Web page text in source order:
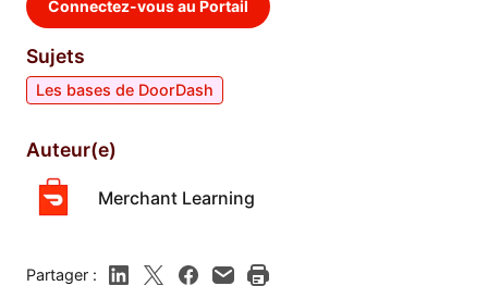
Connectez-vous au Portail
Sujets
Les bases de DoorDash
Auteur(e)
Merchant Learning
Partager :